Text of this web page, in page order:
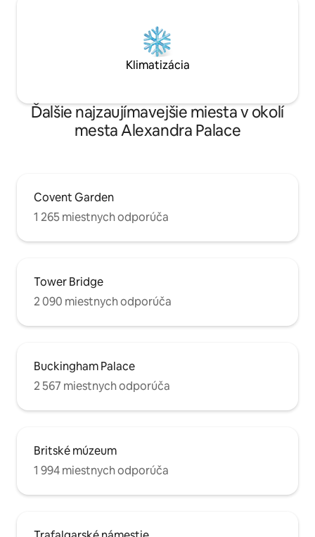
Klimatizácia
Ďalšie najzaujímavejšie miesta v okolí
mesta Alexandra Palace
Covent Garden
1 265 miestnych odporúča
Tower Bridge
2 090 miestnych odporúča
Buckingham Palace
2 567 miestnych odporúča
Britské múzeum
1 994 miestnych odporúča